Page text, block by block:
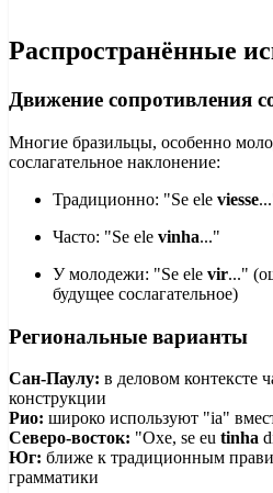
Распространённые
Движение сопротивления
Многие бразильцы, особенно
сослагательное наклонение:
Традиционно: "Se ele viesse
Часто: "Se ele vinha..."
У молодежи: "Se ele vir..."
будущее сослагательное)
Региональные варианты
Сан-Паулу: в деловом контексте
конструкции
Рио: широко используют "ia"
Северо-восток: "Oxe, se eu tinha
Юг: ближе к традиционным
грамматики